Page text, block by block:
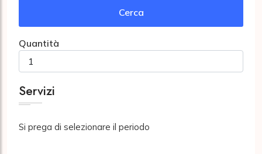
Cerca
Quantità
Servizi
Si prega di selezionare il periodo